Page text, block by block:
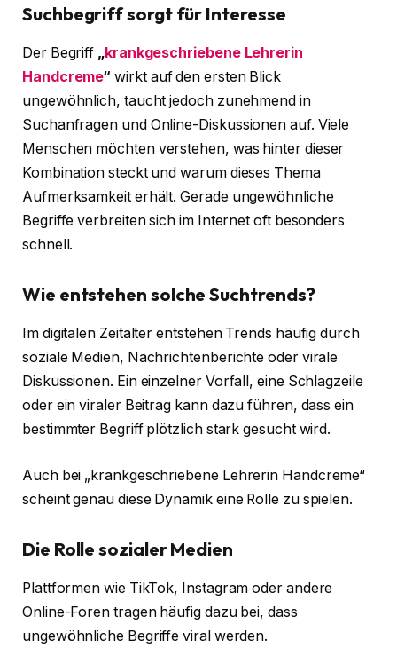
Suchbegriff sorgt für Interesse
Der Begriff „krankgeschriebene Lehrerin
Handcreme“ wirkt auf den ersten Blick
ungewöhnlich, taucht jedoch zunehmend in
Suchanfragen und Online-Diskussionen auf. Viele
Menschen möchten verstehen, was hinter dieser
Kombination steckt und warum dieses Thema
Aufmerksamkeit erhält. Gerade ungewöhnliche
Begriffe verbreiten sich im Internet oft besonders
schnell.
Wie entstehen solche Suchtrends?
Im digitalen Zeitalter entstehen Trends häufig durch
soziale Medien, Nachrichtenberichte oder virale
Diskussionen. Ein einzelner Vorfall, eine Schlagzeile
oder ein viraler Beitrag kann dazu führen, dass ein
bestimmter Begriff plötzlich stark gesucht wird.
Auch bei „krankgeschriebene Lehrerin Handcreme“
scheint genau diese Dynamik eine Rolle zu spielen.
Die Rolle sozialer Medien
Plattformen wie TikTok, Instagram oder andere
Online-Foren tragen häufig dazu bei, dass
ungewöhnliche Begriffe viral werden.